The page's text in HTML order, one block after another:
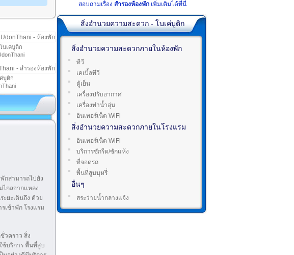
โบเค่บูติก
บูติก
กสามารถไปยัง
ไกลจากแหล่ง
ยะเดินถึง ด้วย
เข้าพัก โรงแรม
วคราว สิ่ง
ช้บริการ พื้นที่สูบ
สอบถามเรื่อง สำรองห้องพัก เพิ่มเติมได้ที่นี่
สิ่งอำนวยความสะดวก - โบเค่บูติก
สิ่งอำนวยความสะดวกภายในห้องพัก
ทีวี
เคเบิ้ลทีวี
ตู้เย็น
เครื่องปรับอากาศ
เครื่องทำน้ำอุ่น
อินเทอร์เน็ต WiFi
สิ่งอำนวยความสะดวกภายในโรงแรม
อินเทอร์เน็ต WiFi
บริการซักรีด/ซักแห้ง
ที่จอดรถ
พื้นที่สูบบุหรี่
อื่นๆ
สระว่ายน้ำกลางแจ้ง